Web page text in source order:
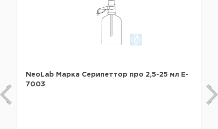
NeoLab Марка Серипеттор про 2,5-25 мл E-
7003